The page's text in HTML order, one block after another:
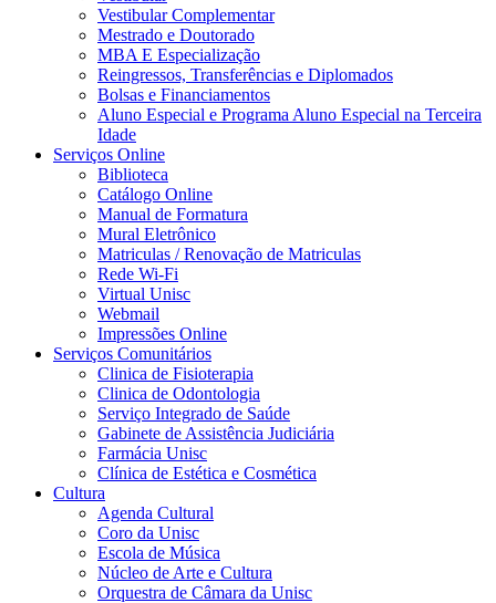
Vestibular Complementar
Mestrado e Doutorado
MBA E Especialização
Reingressos, Transferências e Diplomados
Bolsas e Financiamentos
Aluno Especial e Programa Aluno Especial na Terceira
Idade
Serviços Online
Biblioteca
Catálogo Online
Manual de Formatura
Mural Eletrônico
Matriculas / Renovação de Matriculas
Rede Wi-Fi
Virtual Unisc
Webmail
Impressões Online
Serviços Comunitários
Clinica de Fisioterapia
Clinica de Odontologia
Serviço Integrado de Saúde
Gabinete de Assistência Judiciária
Farmácia Unisc
Clínica de Estética e Cosmética
Cultura
Agenda Cultural
Coro da Unisc
Escola de Música
Núcleo de Arte e Cultura
Orquestra de Câmara da Unisc